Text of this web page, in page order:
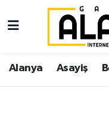
Alanya Asayiş
Alanya
Asayiş
İstanbul
İstanbul Hava